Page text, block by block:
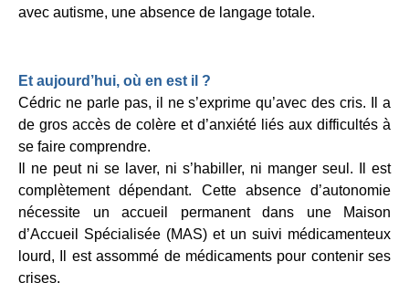
avec autisme, une absence de langage totale.
Et aujourd’hui, où en est il ?
Cédric ne parle pas, il ne s’exprime qu’avec des cris. Il a
de gros accès de colère et d’anxiété liés aux difficultés à
se faire comprendre.
Il ne peut ni se laver, ni s’habiller, ni manger seul. Il est
complètement dépendant. Cette absence d’autonomie
nécessite un accueil permanent dans une Maison
d’Accueil Spécialisée (MAS) et un suivi médicamenteux
lourd, Il est assommé de médicaments pour contenir ses
crises.